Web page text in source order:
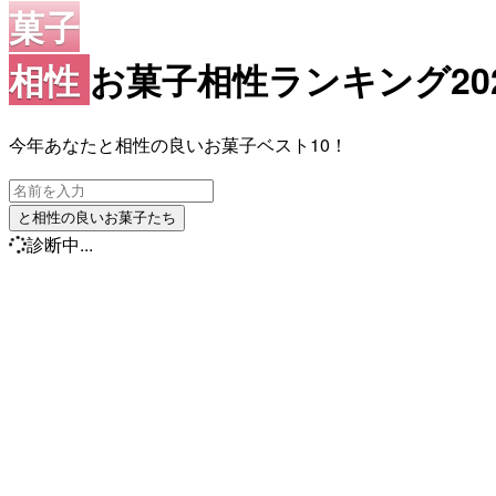
菓子
相性 お菓子相性ランキング
今年あなたと相性の良いお菓子ベスト10！
と相性の良いお菓子たち
診断中...